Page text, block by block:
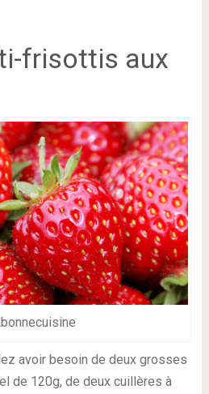
frisottis aux
avoir besoin de deux grosses
de 120g, de deux cuillères à